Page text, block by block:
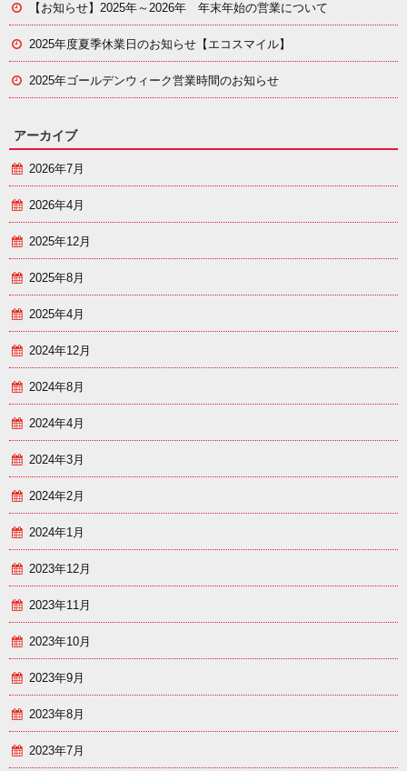
【お知らせ】 2025年～2026年 年末年始の営業について
2025年度夏季休業日のお知らせ【エコスマイル】
2025年ゴールデンウィーク営業時間のお知らせ
アーカイブ
2026年7月
2026年4月
2025年12月
2025年8月
2025年4月
2024年12月
2024年8月
2024年4月
2024年3月
2024年2月
2024年1月
2023年12月
2023年11月
2023年10月
2023年9月
2023年8月
2023年7月